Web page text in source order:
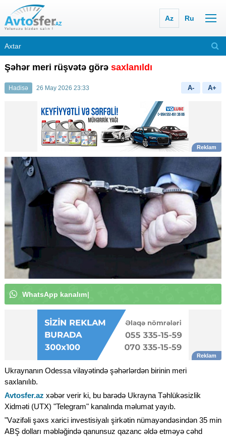
Az Ru
Şəhər meri rüşvətə görə saxlanıldı
Hadisə 26 May 2026 23:33 A- A+
WhatsApp kanalımı
Ukraynanın Odessa vilayətində şəhərlərdən birinin meri
saxlanılıb.
Avtosfer.az xəbər verir ki, bu barədə Ukrayna Təhlükəsizlik
Xidməti (UTX) "Telegram" kanalında məlumat yayıb.
"Vəzifəli şəxs xarici investisiyalı şirkətin nümayəndəsindən 35 min
ABŞ dolları məbləğində qanunsuz qazanc əldə etməyə cəhd